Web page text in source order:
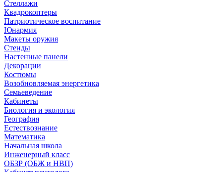
Стеллажи
Квадрокоптеры
Патриотическое воспитание
Юнармия
Макеты оружия
Стенды
Настенные панели
Декорации
Костюмы
Возобновляемая энергетика
Семьеведение
Кабинеты
Биология и экология
География
Естествознание
Математика
Начальная школа
Инженерный класс
ОБЗР (ОБЖ и НВП)